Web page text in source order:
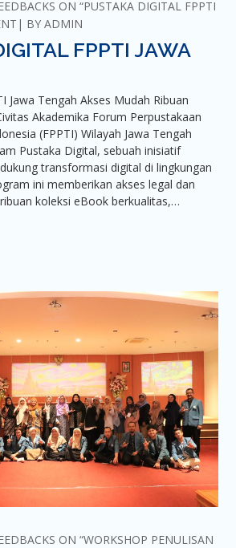
ON “PUSTAKA DIGITAL FPPTI
BYADMIN
FPPTI JAWA
Jawa Tengah Akses Mudah Ribuan
Akademika Forum Perpustakaan
(FPPTI) Wilayah Jawa Tengah
Pustaka Digital, sebuah inisiatif
transformasi digital di lingkungan
ini memberikan akses legal dan
koleksi eBook berkualitas,…
ON “WORKSHOP PENULISAN